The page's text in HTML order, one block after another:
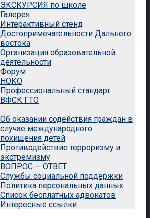
ЭКСКУРСИЯ по школе
Галерея
Интерактивный стенд
Достопримечательности Дальнего
востока
Организация образовательной
деятельности
Форум
НОКО
Профессиональный стандарт
ВФСК ГТО
Об оказании содействия граждан в
случае международного
похищения детей
Противодействие терроризму и
экстремизму
ВОПРОС — ОТВЕТ
Службы социальной поддержки
Политика персональных данных
Список бесплатных адвокатов
Интересные ссылки